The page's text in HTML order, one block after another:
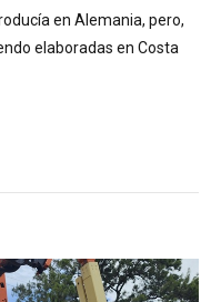
en Alemania, pero,
elaboradas en Costa